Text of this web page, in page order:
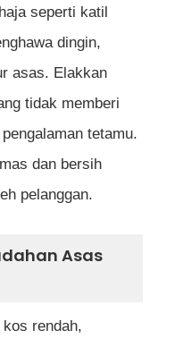
seperti katil
dingin,
asas. Elakkan
tidak memberi
tetamu.
dan bersih
pelanggan.
Asas
rendah,